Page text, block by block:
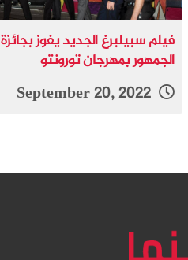
فيلم سبيلبرغ الجديد يفوز بجائزة
الجمهور بمهرجان تورونتو
September 20, 2022